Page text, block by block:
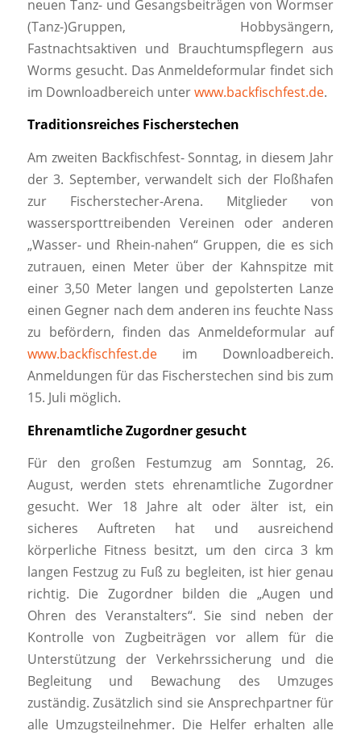
neuen Tanz- und Gesangsbeiträgen von Wormser
(Tanz-)Gruppen, Hobbysängern,
Fastnachtsaktiven und Brauchtumspflegern aus
Worms gesucht. Das Anmeldeformular findet sich
im Downloadbereich unterwww.backfischfest.de.
Traditionsreiches Fischerstechen
Am zweiten Backfischfest- Sonntag, in diesem Jahr
der 3. September, verwandelt sich der Floßhafen
zur Fischerstecher-Arena. Mitglieder von
wassersporttreibenden Vereinen oder anderen
„Wasser- und Rhein-nahen“ Gruppen, die es sich
zutrauen, einen Meter über der Kahnspitze mit
einer 3,50 Meter langen und gepolsterten Lanze
einen Gegner nach dem anderen ins feuchte Nass
zu befördern, finden das Anmeldeformular auf
www.backfischfest.deim Downloadbereich.
Anmeldungen für das Fischerstechen sind bis zum
15. Juli möglich.
Ehrenamtliche Zugordner gesucht
Für den großen Festumzug am Sonntag, 26.
August, werden stets ehrenamtliche Zugordner
gesucht. Wer 18 Jahre alt oder älter ist, ein
sicheres Auftreten hat und ausreichend
körperliche Fitness besitzt, um den circa 3 km
langen Festzug zu Fuß zu begleiten, ist hier genau
richtig. Die Zugordner bilden die „Augen und
Ohren des Veranstalters“. Sie sind neben der
Kontrolle von Zugbeiträgen vor allem für die
Unterstützung der Verkehrssicherung und die
Begleitung und Bewachung des Umzuges
zuständig. Zusätzlich sind sie Ansprechpartner für
alle Umzugsteilnehmer. Die Helfer erhalten alle